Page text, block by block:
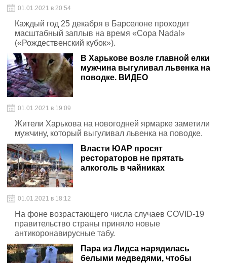
01.01.2021 в 20:54
Каждый год 25 декабря в Барселоне проходит
масштабный заплыв на время «Copa Nadal»
(«Рождественский кубок»).
В Харькове возле главной елки
мужчина выгуливал львенка на
поводке. ВИДЕО
01.01.2021 в 19:09
Жители Харькова на новогодней ярмарке заметили
мужчину, который выгуливал львенка на поводке.
Власти ЮАР просят
рестораторов не прятать
алкоголь в чайниках
01.01.2021 в 18:12
На фоне возрастающего числа случаев COVID-19
правительство страны приняло новые
антикоронавирусные табу.
Пара из Лидса нарядилась
белыми медведями, чтобы